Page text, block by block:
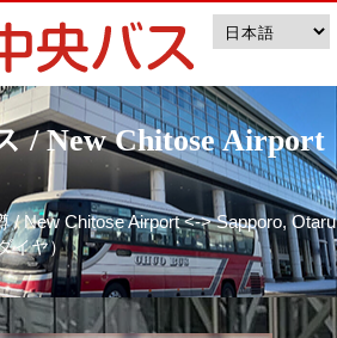
/ New Chitose Airport
/ New Chitose Airport <-> Sapporo, Otaru
イヤ）